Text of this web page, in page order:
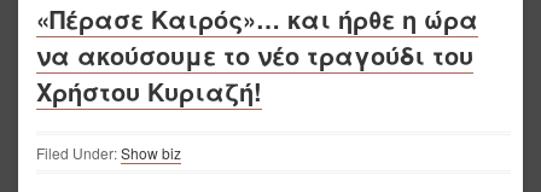
«Πέρασε Καιρός»… και ήρθε η ώρα
να ακούσουμε το νέο τραγούδι του
Χρήστου Κυριαζή!
Filed Under:Show biz